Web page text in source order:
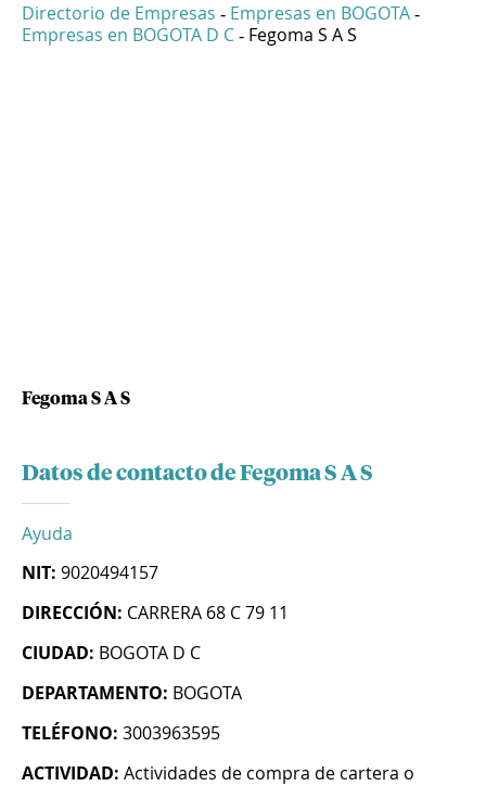
Directorio de Empresas - Empresas en BOGOTA -
Empresas en BOGOTA D C - Fegoma S A S
Fegoma S A S
Datos de contacto de Fegoma S A S
Ayuda
NIT: 9020494157
DIRECCIÓN: CARRERA 68 C 79 11
CIUDAD: BOGOTA D C
DEPARTAMENTO: BOGOTA
TELÉFONO: 3003963595
ACTIVIDAD: Actividades de compra de cartera o